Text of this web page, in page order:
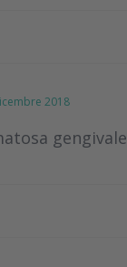
2018
gengivale